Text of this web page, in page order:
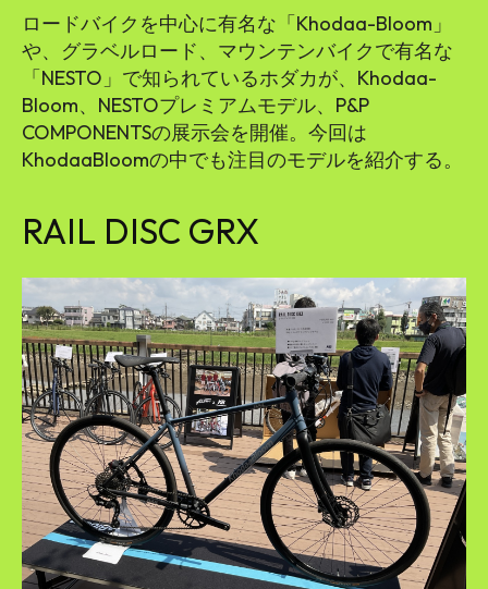
ロードバイクを中心に有名な「Khodaa-Bloom」
や、グラベルロード、マウンテンバイクで有名な
「NESTO」で知られているホダカが、Khodaa-
Bloom、NESTOプレミアムモデル、P&P
COMPONENTSの展示会を開催。今回は
KhodaaBloomの中でも注目のモデルを紹介する。
RAIL DISC GRX